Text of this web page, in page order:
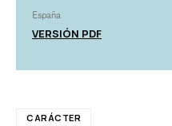
España
VERSIÓN PDF
CARÁCTER